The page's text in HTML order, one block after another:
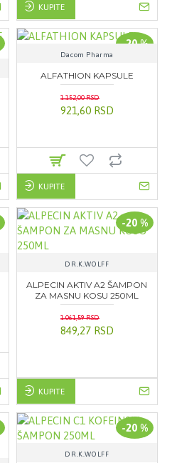
KUPITE
-20 %
Dacom Pharma
ALFATHION KAPSULE
921,60 RSD
1.152,00 RSD
KUPITE
-20 %
DR.K.WOLFF
ALPECIN AKTIV A2 ŠAMPON
ZA MASNU KOSU 250ML
849,27 RSD
1.061,59 RSD
KUPITE
-20 %
DR.K.WOLFF